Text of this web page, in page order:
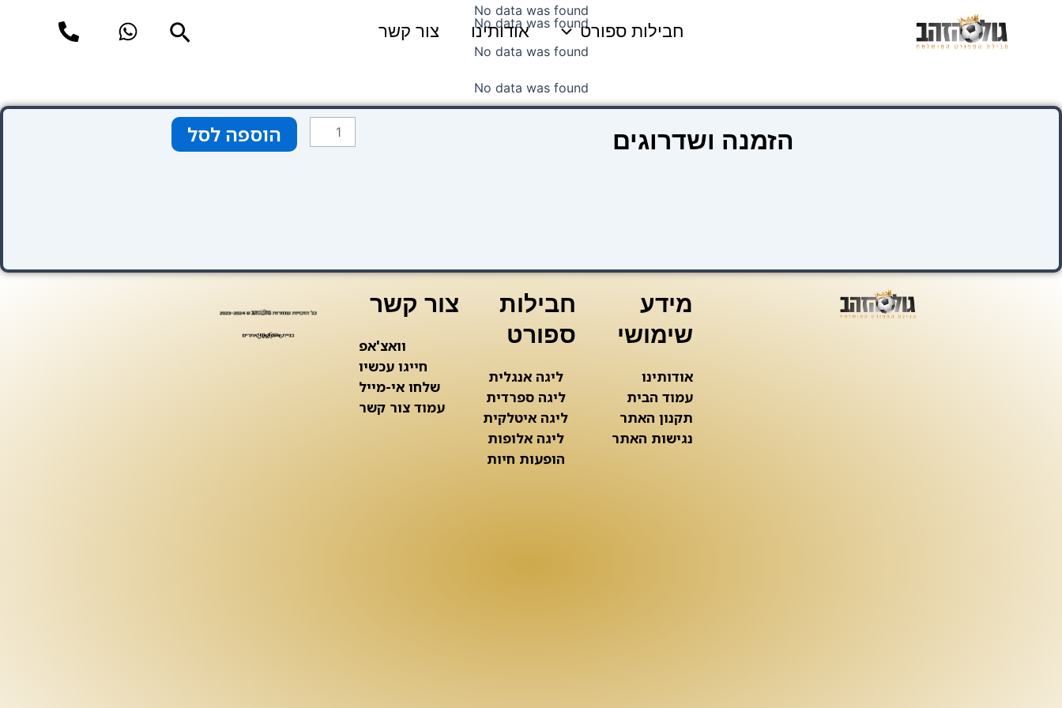
חבילות ספורט אודותינו צור קשר חיפוש
No data was found
No data was found
No data was found
No data was found
הזמנה ושדרוגים
כמות
של
הוספה לסל
מידע
שימושי
אודותינו
עמוד הבית
תקנון האתר
נגישות האתר
חבילות
ספורט
ליגה אנגלית
ליגה ספרדית
ליגה איטלקית
ליגה אלופות
הופעות חיות
צור קשר
וואצ'אפ
חייגו עכשיו
שלחו אי-מייל
עמוד צור קשר